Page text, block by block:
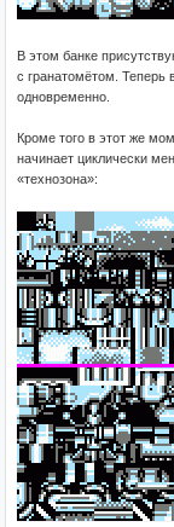
В этом банке
с гранатомётом. Теперь
одновременно.
Кроме того в этот же
начинает циклически
«технозона»: